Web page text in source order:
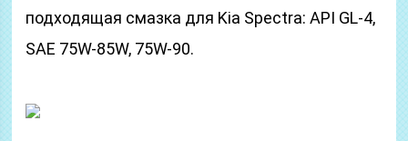
подходящая смазка для Kia Spectra: API GL-4,
SAE 75W-85W, 75W-90.